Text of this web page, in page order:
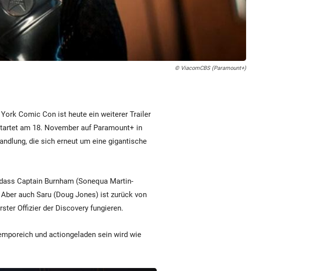
© ViacomCBS (Paramount+)
Comic Con ist heute ein weiterer Trailer
am 18. November auf Paramount+ in
die sich erneut um eine gigantische
Captain Burnham (Sonequa Martin-
auch Saru (Doug Jones) ist zurück von
Offizier der Discovery fungieren.
und actiongeladen sein wird wie